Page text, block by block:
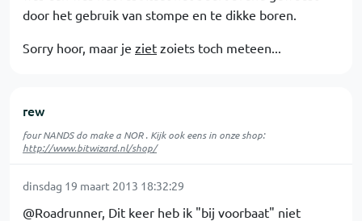
door het gebruik van stompe en te dikke boren.
Sorry hoor, maar je ziet zoiets toch meteen...
rew
four NANDS do make a NOR . Kijk ook eens in onze shop:
http://www.bitwizard.nl/shop/
dinsdag 19 maart 2013 18:32:29
@Roadrunner, Dit keer heb ik "bij voorbaat" niet